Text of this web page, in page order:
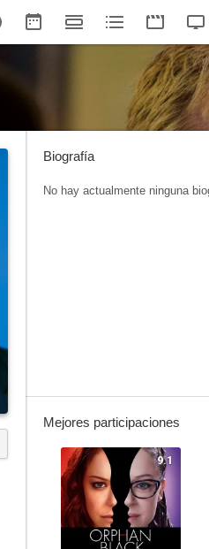
Biografía
No hay actualmente ninguna
Mejores participaciones
9.1